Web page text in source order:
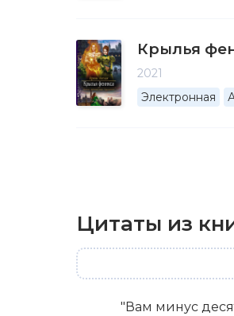
Крылья
2021
Электронная
Цитаты из
"Вам минус